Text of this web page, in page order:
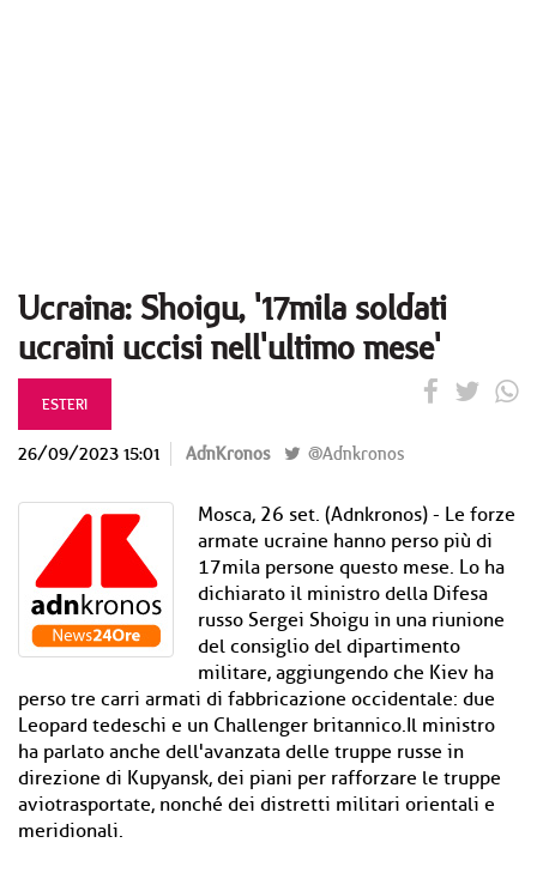
Ucraina: Shoigu, '17mila soldati
ucraini uccisi nell'ultimo mese'
ESTERI
26/09/2023 15:01 AdnKronos @Adnkronos
Mosca, 26 set. (Adnkronos) - Le forze
armate ucraine hanno perso più di
17mila persone questo mese. Lo ha
dichiarato il ministro della Difesa
russo Sergei Shoigu in una riunione
del consiglio del dipartimento
militare, aggiungendo che Kiev ha
perso tre carri armati di fabbricazione occidentale: due
Leopard tedeschi e un Challenger britannico.Il ministro
ha parlato anche dell'avanzata delle truppe russe in
direzione di Kupyansk, dei piani per rafforzare le truppe
aviotrasportate, nonché dei distretti militari orientali e
meridionali.